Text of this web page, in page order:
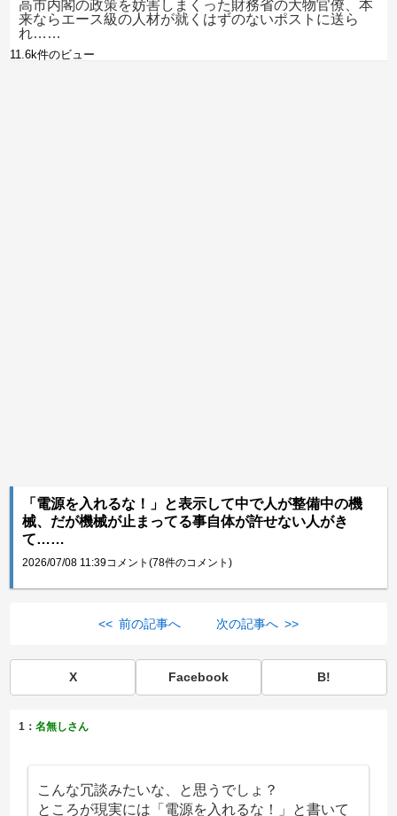
高市内閣の政策を妨害しまくった財務省の大物官僚、本
来ならエース級の人材が就くはずのないポストに送ら
れ……
11.6k件のビュー
「電源を入れるな！」と表示して中で人が整備中の機
械、だが機械が止まってる事自体が許せない人がき
て……
2026/07/08 11:39コメント(78件のコメント)
<< 前の記事へ 次の記事へ >>
X Facebook B!
1：名無しさん
こんな冗談みたいな、と思うでしょ？
ところが現実には「電源を入れるな！」と書いて